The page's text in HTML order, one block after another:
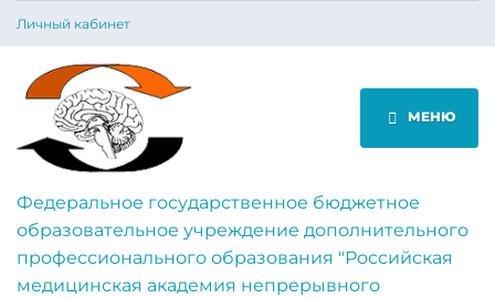
Личный кабинет
МЕНЮ
Федеральное государственное бюджетное
образовательное учреждение дополнительного
профессионального образования "Российская
медицинская академия непрерывного